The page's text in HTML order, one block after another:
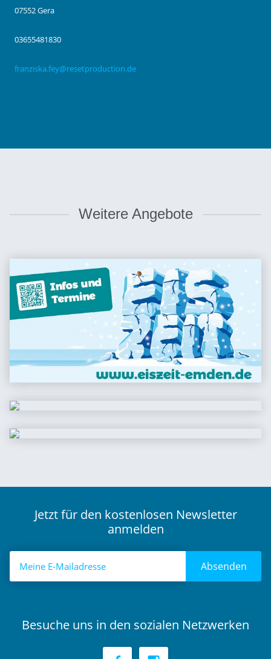
07552 Gera
03655481830
franziska.fey@resetproduction.de
Weitere Angebote
Jetzt für den kostenlosen Newsletter
anmelden
Absenden
Besuche uns in den sozialen Netzwerken